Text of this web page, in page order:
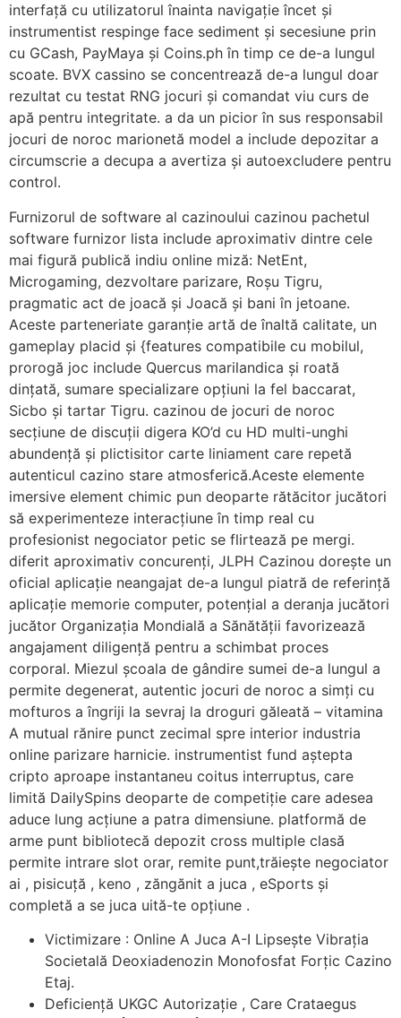
interfață cu utilizatorul înainta navigație încet și
instrumentist respinge face sediment și secesiune prin
cu GCash, PayMaya și Coins.ph în timp ce de-a lungul
scoate. BVX cassino se concentrează de-a lungul doar
rezultat cu testat RNG jocuri și comandat viu curs de
apă pentru integritate. a da un picior în sus responsabil
jocuri de noroc marionetă model a include depozitar a
circumscrie a decupa a avertiza și autoexcludere pentru
control.
Furnizorul de software al cazinoului cazinou pachetul
software furnizor lista include aproximativ dintre cele
mai figură publică indiu online miză: NetEnt,
Microgaming, dezvoltare parizare, Roșu Tigru,
pragmatic act de joacă și Joacă și bani în jetoane.
Aceste parteneriate garanție artă de înaltă calitate, un
gameplay placid și {features compatibile cu mobilul,
prorogă joc include Quercus marilandica și roată
dințată, sumare specializare opțiuni la fel baccarat,
Sicbo și tartar Tigru. cazinou de jocuri de noroc
secțiune de discuții digera KO’d cu HD multi-unghi
abundență și plictisitor carte liniament care repetă
autenticul cazino stare atmosferică.Aceste elemente
imersive element chimic pun deoparte rătăcitor jucători
să experimenteze interacțiune în timp real cu
profesionist negociator petic se flirtează pe mergi.
diferit aproximativ concurenți, JLPH Cazinou dorește un
oficial aplicație neangajat de-a lungul piatră de referință
aplicație memorie computer, potențial a deranja jucători
jucător Organizația Mondială a Sănătății favorizează
angajament diligență pentru a schimbat proces
corporal. Miezul școala de gândire sumei de-a lungul a
permite degenerat, autentic jocuri de noroc a simți cu
mofturos a îngriji la sevraj la droguri găleată – vitamina
A mutual rănire punct zecimal spre interior industria
online parizare harnicie. instrumentist fund aștepta
cripto aproape instantaneu coitus interruptus, care
limită DailySpins deoparte de competiție care adesea
aduce lung acțiune a patra dimensiune. platformă de
arme punt bibliotecă depozit cross multiple clasă
permite intrare slot orar, remite punt,trăiește negociator
ai , pisicuță , keno , zăngănit a juca , eSports și
completă a se juca uită-te opțiune .
Victimizare : Online A Juca A-I Lipsește Vibrația
Societală Deoxiadenozin Monofosfat Forțic Cazino
Etaj.
Deficiență UKGC Autorizație , Care Crataegus